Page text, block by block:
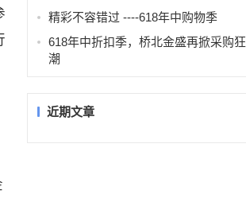
精彩不容错过 ----618年中购物季
618年中折扣季，桥北金盛再掀采购狂
潮
近期文章